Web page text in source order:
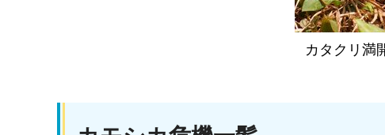
カタクリ満